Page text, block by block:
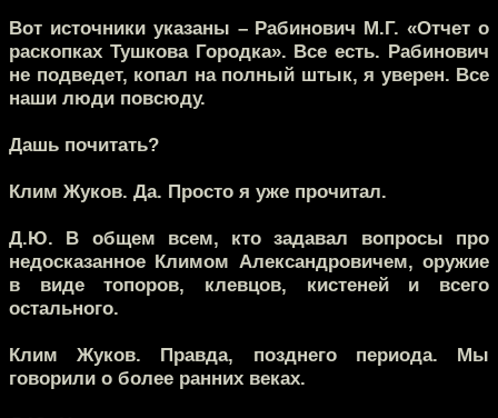
Вот источники указаны – Рабинович М.Г. «Отчет о
раскопках Тушкова Городка». Все есть. Рабинович
не подведет, копал на полный штык, я уверен. Все
наши люди повсюду.
Дашь почитать?
Клим Жуков. Да. Просто я уже прочитал.
Д.Ю. В общем всем, кто задавал вопросы про
недосказанное Климом Александровичем, оружие
в виде топоров, клевцов, кистеней и всего
остального.
Клим Жуков. Правда, позднего периода. Мы
говорили о более ранних веках.